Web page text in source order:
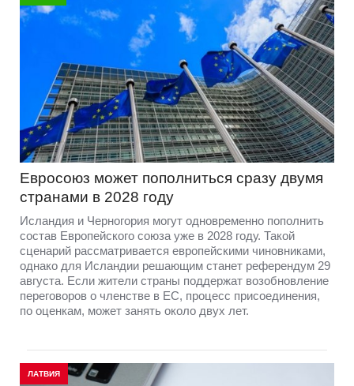
Евросоюз может пополниться сразу двумя
странами в 2028 году
Исландия и Черногория могут одновременно пополнить
состав Европейского союза уже в 2028 году. Такой
сценарий рассматривается европейскими чиновниками,
однако для Исландии решающим станет референдум 29
августа. Если жители страны поддержат возобновление
переговоров о членстве в ЕС, процесс присоединения,
по оценкам, может занять около двух лет.
ЛАТВИЯ